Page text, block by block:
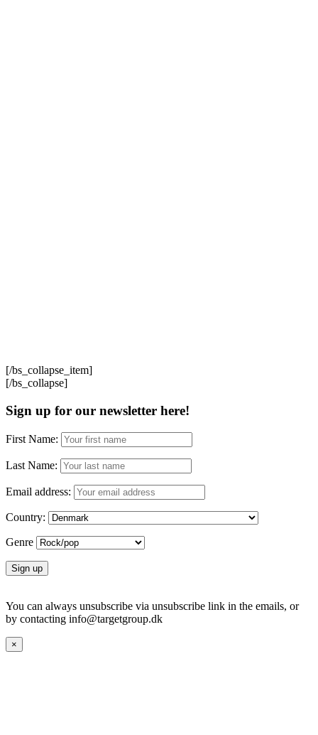
[/bs_collapse_item]
[/bs_collapse]
Sign up for our newsletter here!
First Name:
Last Name:
Email address:
Country:
Genre
You can always unsubscribe via unsubscribe link in the emails, or
by contacting info@targetgroup.dk
×